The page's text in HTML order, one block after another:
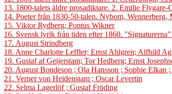
13. 1800-talets äldre prosadiktare. 2. Emilie
14. Poeter från 1830-50-talen. Nybom,
15. Viktor Rydberg; Pontus Wikner
16. Svensk lyrik från tiden efter 1860.
17. August Strindberg
18. Anne Charlotte Leffler; Ernst Ahlgren; Alfhild
19. Gustaf af Geijerstam; Tor Hedberg; Ernst
20. August Bondeson ; Ola Hansson ; Sophie
21. Verner von Heidenstam ; Oscar Levertin
22. Selma Lagerlöf ; Gustaf Fröding